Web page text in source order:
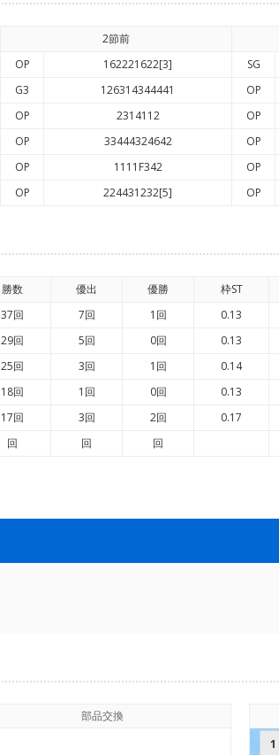
2節前
OP 162221622[3] SG
G3 126314344441 OP
OP 2314112 OP
OP 33444324642 OP
OP 1111F342 OP
OP 224431232[5] OP
勝数 優出 優勝 枠ST
37回 7回 1回 0.13
29回 5回 0回 0.13
25回 3回 1回 0.14
18回 1回 0回 0.13
17回 3回 2回 0.17
回 回 回
部品交換
1